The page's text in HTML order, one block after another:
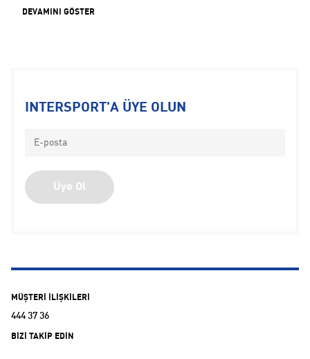
DEVAMINI GÖSTER
INTERSPORT'A ÜYE OLUN
Üye Ol
MÜŞTERİ İLİŞKİLERİ
444 37 36
BİZİ TAKİP EDİN